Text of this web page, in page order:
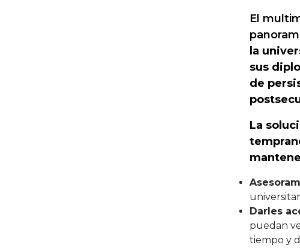
El
la
sus
de
La
Darles
puedan
tiempo y